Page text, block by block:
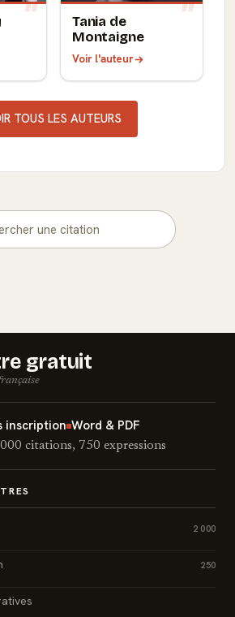
Tania de
Montaigne
Voir l'auteur
TOUS LES AUTEURS
gratuit
inscription Word & PDF
citations, 750 expressions
2 000
250